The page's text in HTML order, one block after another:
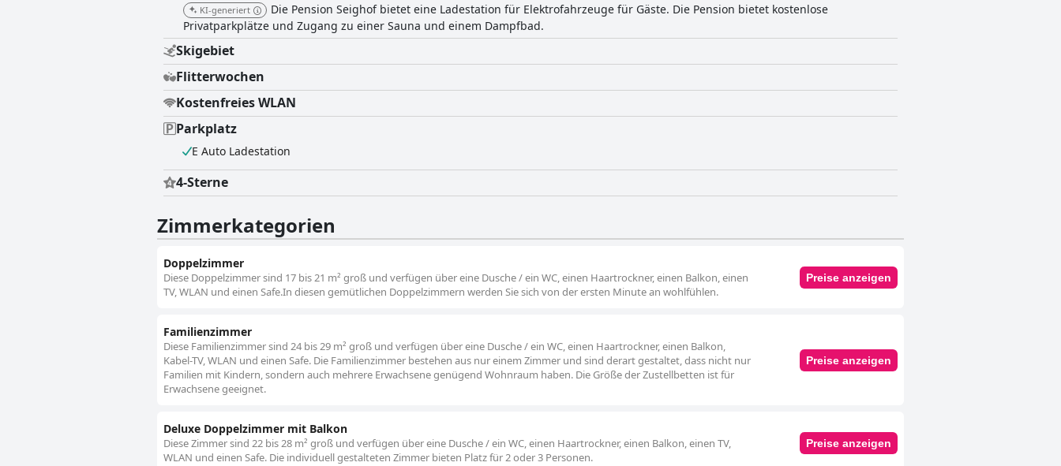
KI-generiert
Die Pension Seighof bietet eine Ladestation für Elektrofahrzeuge für Gäste. Die Pension bietet kostenlose
Privatparkplätze und Zugang zu einer Sauna und einem Dampfbad.
Skigebiet
Flitterwochen
Kostenfreies WLAN
Parkplatz
E Auto Ladestation
4-Sterne
Zimmerkategorien
Doppelzimmer
Diese Doppelzimmer sind 17 bis 21 m² groß und verfügen über eine Dusche / ein WC, einen Haartrockner, einen Balkon, einen
TV, WLAN und einen Safe.In diesen gemütlichen Doppelzimmern werden Sie sich von der ersten Minute an wohlfühlen.
Preise anzeigen
Familienzimmer
Diese Familienzimmer sind 24 bis 29 m² groß und verfügen über eine Dusche / ein WC, einen Haartrockner, einen Balkon,
Kabel-TV, WLAN und einen Safe. Die Familienzimmer bestehen aus nur einem Zimmer und sind derart gestaltet, dass nicht nur
Familien mit Kindern, sondern auch mehrere Erwachsene genügend Wohnraum haben. Die Größe der Zustellbetten ist für
Erwachsene geeignet.
Preise anzeigen
Deluxe Doppelzimmer mit Balkon
Diese Zimmer sind 22 bis 28 m² groß und verfügen über eine Dusche / ein WC, einen Haartrockner, einen Balkon, einen TV,
WLAN und einen Safe. Die individuell gestalteten Zimmer bieten Platz für 2 oder 3 Personen.
Preise anzeigen